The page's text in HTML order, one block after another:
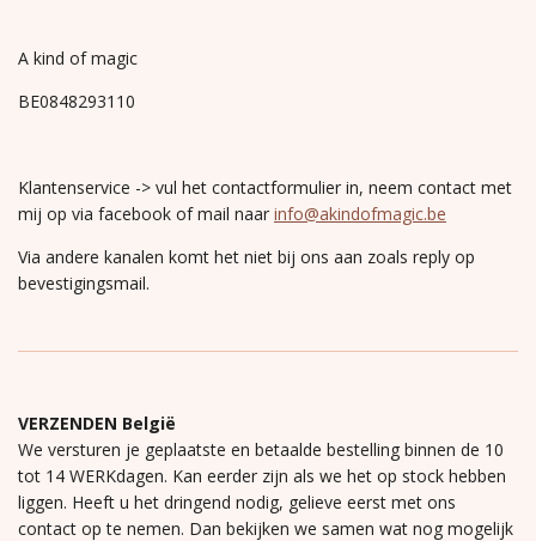
A kind of magic
BE0848293110
Klantenservice -> vul het contactformulier in, neem contact met
mij op via facebook of mail naar info@akindofmagic.be
Via andere kanalen komt het niet bij ons aan zoals reply op
bevestigingsmail.
VERZENDEN België
We versturen je geplaatste en betaalde bestelling binnen de 10
tot 14 WERKdagen. Kan eerder zijn als we het op stock hebben
liggen. Heeft u het dringend nodig, gelieve eerst met ons
contact op te nemen. Dan bekijken we samen wat nog mogelijk